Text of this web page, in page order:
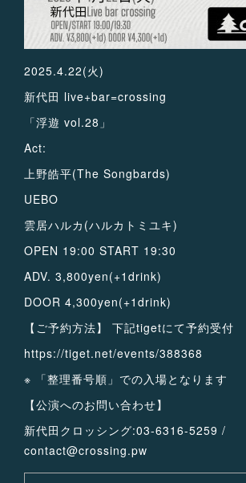
2025.4.22(火)
新代田 live+bar=crossing
「浮遊 vol.28」
Act:
上野皓平(The Songbards)
UEBO
雲居ハルカ(ハルカトミユキ)
OPEN 19:00 START 19:30
ADV. 3,800yen(+1drink)
DOOR 4,300yen(+1drink)
【ご予約方法】 下記tigetにて予約受付
https://tiget.net/events/388368
※ 「整理番号順」での入場となります
【公演へのお問い合わせ】
新代田クロッシング:03-6316-5259 /
contact@crossing.pw